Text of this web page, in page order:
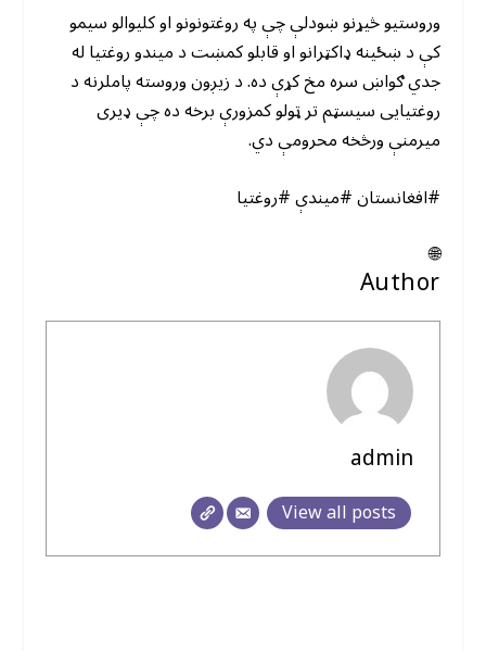
وروستیو څیړنو ښودلې چې په روغتونونو او کلیوالو سیمو
کې د ښځینه ډاکټرانو او قابلو کمښت د میندو روغتیا له
جدي ګواښ سره مخ کړې ده. د زیږون وروسته پاملرنه د
روغتیایی سیسټم تر ټولو کمزورې برخه ده چې ډیری
میرمنې ورڅخه محرومې دي.
#افغانستان #میندې #روغتیا
🌐
Author
admin
View all posts